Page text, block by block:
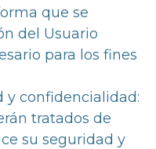
que se
del Usuario
para los fines
y confidencialidad:
tratados de
su seguridad y